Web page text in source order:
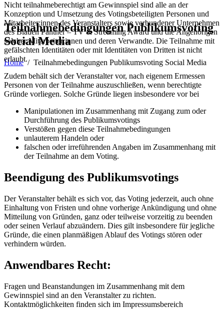
Teilnahmebedingungen Publikumsvoting
Social Media
Home/ Teilnahmebedingungen Publikumsvoting Social Media
Nicht teilnahmeberechtigt am Gewinnspiel sind alle an der
Konzeption und Umsetzung des Votingsbeteiligten Personen und
Mitarbeiter:innen des Veranstalters sowie verbundener Unternehmen
des Blauen Panther – TV & Streaming Award und die Angehörigen
solcher Mitarbeiter:innen und deren Verwandte. Die Teilnahme mit
gefälschten Identitäten oder mit Identitäten von Dritten ist nicht
erlaubt.
Zudem behält sich der Veranstalter vor, nach eigenem Ermessen
Personen von der Teilnahme auszuschließen, wenn berechtigte
Gründe vorliegen. Solche Gründe liegen insbesondere vor bei
Manipulationen im Zusammenhang mit Zugang zum oder
Durchführung des Publikumsvotings
Verstößen gegen diese Teilnahmebedingungen
unlauterem Handeln oder
falschen oder irreführenden Angaben im Zusammenhang mit
der Teilnahme an dem Voting.
Beendigung des Publikumsvotings
Der Veranstalter behält es sich vor, das Voting jederzeit, auch ohne
Einhaltung von Fristen und ohne vorherige Ankündigung und ohne
Mitteilung von Gründen, ganz oder teilweise vorzeitig zu beenden
oder seinen Verlauf abzuändern. Dies gilt insbesondere für jegliche
Gründe, die einen planmäßigen Ablauf des Votings stören oder
verhindern würden.
Anwendbares Recht:
Fragen und Beanstandungen im Zusammenhang mit dem
Gewinnspiel sind an den Veranstalter zu richten.
Kontaktmöglichkeiten finden sich im Impressumsbereich